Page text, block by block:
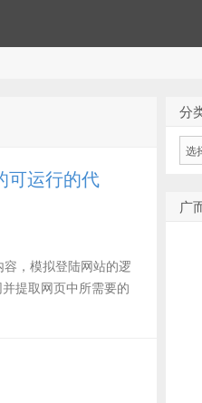
可运行的代
，模拟登陆网站的逻
提取网页中所需要的
分
广